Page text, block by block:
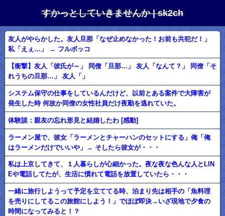
すかっとしていきませんか | sk2ch
友人がやらかした。友人旦那「なぜ止めなかった！お前も共犯だ！」
私「えぇ…」 → フルボッコ
【衝撃】友人「彼氏が～」 同僚「旦那…」 友人「なんて？」 同僚「そ
れうちの旦那…」 友人「」
システム保守の仕事をしているんだけど、以前とある案件で大障害が
発生した時 何故か同僚の女性社員だけ夜勤を逃れていた。
体験談：親友の忘れ形見と結婚したわ [感動]
ラーメン屋で、彼女「ラーメンとチャーハンのセットにする」俺「俺
はラーメンだけでいいや」→ そしたら彼女が・・・
私は上京してきて、１人暮らしが心細かった。夜な夜な色んな人とLIN
Eや電話してたが、生活に慣れて電話を放置していたら・・・
一緒に旅行しようって予定を立ててる時、泊まり先は相手の「魚料理
を売りにしてるこの旅館にしよう！」でほぼ即決→いざ現地で夕食の
時間になってみると！？